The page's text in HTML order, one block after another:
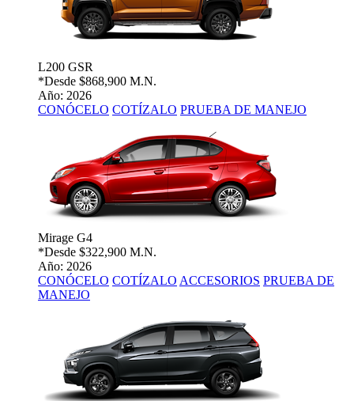
L200 GSR
*Desde $868,900 M.N.
Año: 2026
CONÓCELO COTÍZALO PRUEBA DE MANEJO
Mirage G4
*Desde $322,900 M.N.
Año: 2026
CONÓCELO COTÍZALO ACCESORIOS PRUEBA DE
MANEJO